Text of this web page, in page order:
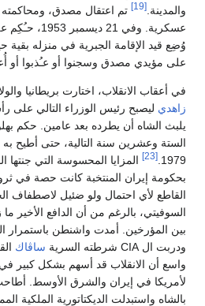
والمدينة. [19]
تم اعتقال مصدق، ومحاكمته
عسكرية. وفي
وُضِع قيد الإقامة الجبرية في منزله بقية
على مؤيدي مصدق وسجنوا أو عـُذبوا أو
في أعقاب الانقلاب، اختارت بريطانيا
زاهدي ليصبح رئيس الوزراء التالي
يلبث الشاه أن يطرده بعد عامين. حكم
الستة وعشرين سنة التالية، حتى أطيح
1979.
[23]
المزايا المحسوسة التي جنتها
بحكومة إيران المنتخبة كانت حصة في
القاطع لأي احتمال ولو ضئيل لاصطفاف
السوفيتي، بالرغم من أن الدافع الأخير
بين المؤرخين. أمدت واشنطن باستمرار
ودربت ال CIA شرطته السرية
ساڤاك
واسع أن الانقلاب قد أسهم بشكل كبير في
لأمريكا في إيران والشرق الأوسط.
بالشاه واستبدلت الديكتاتورية الملكية